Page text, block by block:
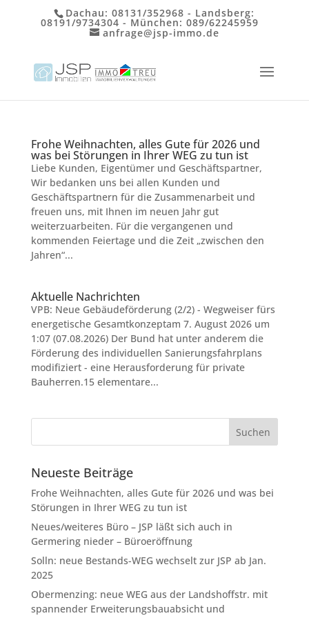
Dachau:08131/352968 - Landsberg:
08191/9734304 - München:089/62245959
anfrage@jsp-immo.de
Frohe Weihnachten, alles Gute für 2026 und
was bei Störungen in Ihrer WEG zu tun ist
Liebe Kunden, Eigentümer und Geschäftspartner,
Wir bedanken uns bei allen Kunden und
Geschäftspartnern für die Zusammenarbeit und
freuen uns, mit Ihnen im neuen Jahr gut
weiterzuarbeiten. Für die vergangenen und
kommenden Feiertage und die Zeit „zwischen den
Jahren“...
Aktuelle Nachrichten
VPB: Neue Gebäudeförderung (2/2) - Wegweiser fürs
energetische Gesamtkonzeptam 7. August 2026 um
1:07 (07.08.2026) Der Bund hat unter anderem die
Förderung des individuellen Sanierungsfahrplans
modifiziert - eine Herausforderung für private
Bauherren.15 elementare...
Neueste Beiträge
Frohe Weihnachten, alles Gute für 2026 und was bei
Störungen in Ihrer WEG zu tun ist
Neues/weiteres Büro – JSP läßt sich auch in
Germering nieder – Büroeröffnung
Solln: neue Bestands-WEG wechselt zur JSP ab Jan.
2025
Obermenzing: neue WEG aus der Landshoffstr. mit
spannender Erweiterungsbauabsicht und